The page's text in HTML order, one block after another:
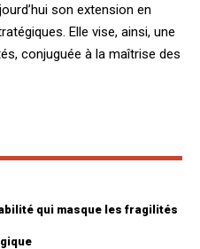
son extension en
Elle vise, ainsi, une
conjuguée à la maîtrise des
qui masque les fragilités